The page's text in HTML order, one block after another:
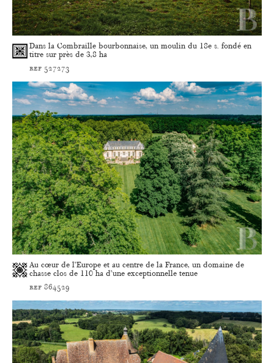
Dans la Combraille bourbonnaise, un moulin du 18e s. fondé en
titre sur près de 3,8 ha
ref 527273
Au cœur de l’Europe et au centre de la France, un domaine de
chasse clos de 110 ha d’une exceptionnelle tenue
ref 864529